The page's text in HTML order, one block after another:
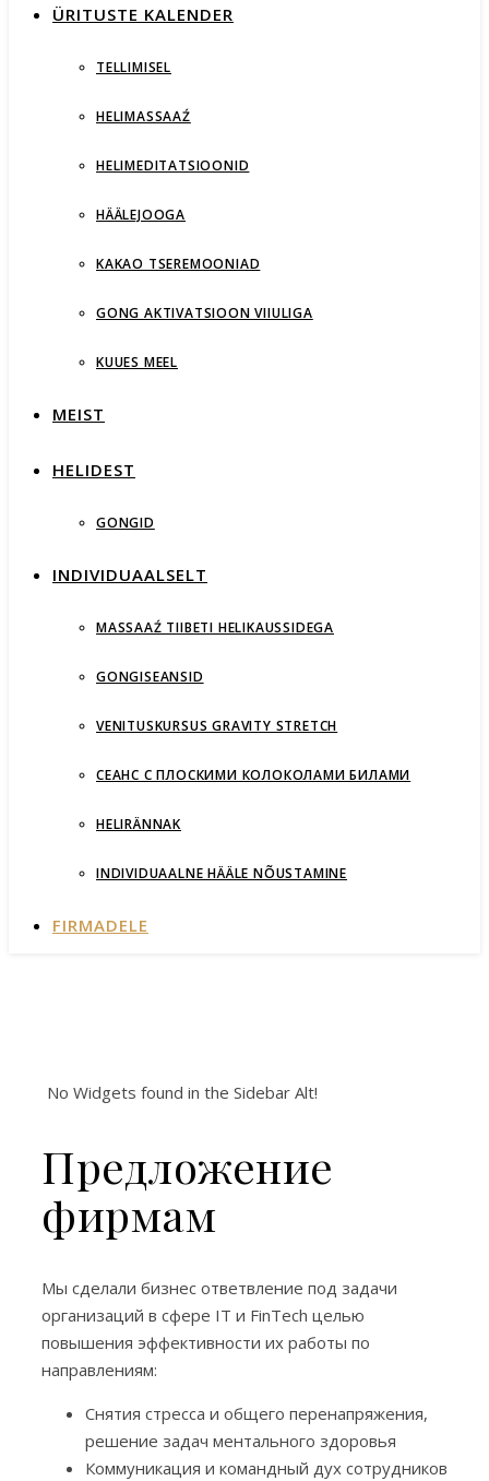
ÜRITUSTE KALENDER
TELLIMISEL
HELIMASSAAŹ
HELIMEDITATSIOONID
HÄÄLEJOOGA
KAKAO TSEREMOONIAD
GONG AKTIVATSIOON VIIULIGA
KUUES MEEL
MEIST
HELIDEST
GONGID
INDIVIDUAALSELT
MASSAAŹ TIIBETI HELIKAUSSIDEGA
GONGISEANSID
VENITUSKURSUS GRAVITY STRETCH
СЕАНС С ПЛОСКИМИ КОЛОКОЛАМИ БИЛАМИ
HELIRÄNNAK
INDIVIDUAALNE HÄÄLE NÕUSTAMINE
FIRMADELE
No Widgets found in the Sidebar Alt!
Предложение
фирмам
Мы сделали бизнес ответвление под задачи
организаций в сфере IT и FinTech целью
повышения эффективности их работы по
направлениям:
Снятия стресса и общего перенапряжения,
решение задач ментального здоровья
Коммуникация и командный дух сотрудников